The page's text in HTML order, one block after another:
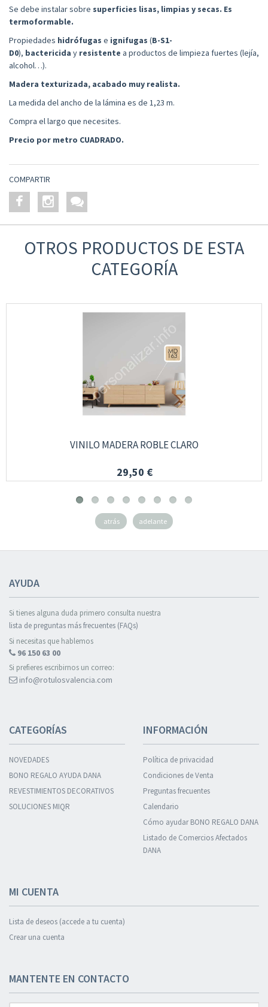
Se debe instalar sobre superficies lisas, limpias y secas. Es
termoformable.
Propiedades hidrófugas e ignifugas (B-S1-
D0), bactericida y resistente a productos de limpieza fuertes (lejía,
alcohol…).
Madera texturizada, acabado muy realista.
La medida del ancho de la lámina es de 1,23 m.
Compra el largo que necesites.
Precio por metro CUADRADO.
COMPARTIR
OTROS PRODUCTOS DE ESTA
CATEGORÍA
VINILO MADERA ROBLE CLARO
29,50 €
atrás adelante
AYUDA
Si tienes alguna duda primero consulta nuestra
lista de preguntas más frecuentes (FAQs)
Si necesitas que hablemos
96 150 63 00
Si prefieres escribirnos un correo:
info@rotulosvalencia.com
CATEGORÍAS
NOVEDADES
BONO REGALO AYUDA DANA
REVESTIMIENTOS DECORATIVOS
SOLUCIONES MIQR
INFORMACIÓN
Política de privacidad
Condiciones de Venta
Preguntas frecuentes
Calendario
Cómo ayudar BONO REGALO DANA
Listado de Comercios Afectados
DANA
MI CUENTA
Lista de deseos (accede a tu cuenta)
Crear una cuenta
MANTENTE EN CONTACTO